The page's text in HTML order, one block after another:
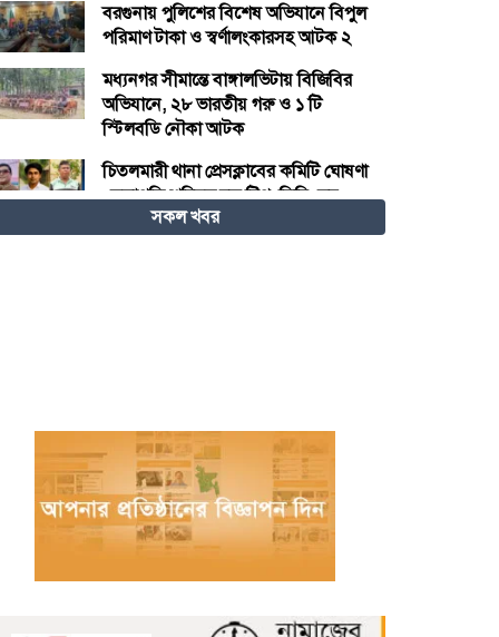
বরগুনায় পুলিশের বিশেষ অভিযানে বিপুল
পরিমাণ টাকা ও স্বর্ণালংকারসহ আটক ২
মধ্যনগর সীমান্তে বাঙ্গালভিটায় বিজিবির
অভিযানে, ২৮ ভারতীয় গরু ও ১ টি
স্টিলবডি নৌকা আটক
চিতলমারী থানা প্রেসক্লাবের কমিটি ঘোষণা
: সভাপতি শহিদুল হক টিপু, সিনি: সহ
সভাপতি মো: আজাদ খান, সাধারণ
খুলনার রূপসায় অভিযান চালিয়ে ১০
কেজি গাঁজাসহ দুইজন মাদক ব্যবসায়ীকে
গ্রেফতার করেছে র‍্যাব-৬
নওগাঁয় পানিতে ডুবে নবদম্পতির মৃত্যু,
সিকিউরিটি ক্লাব গঠনের ঘোষণা জাতীয়
সকল খবর